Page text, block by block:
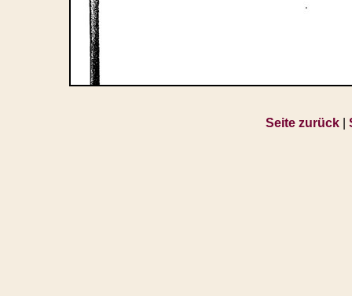
Seite zurück|